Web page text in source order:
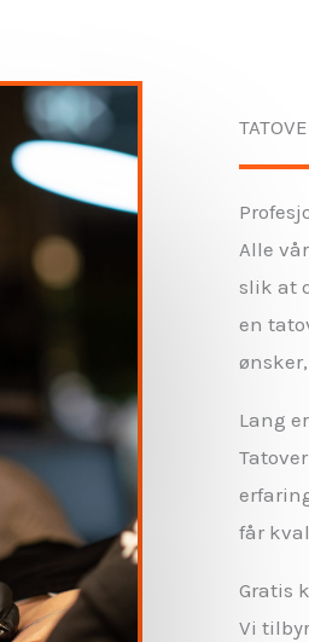
Alle
slik at
en
Lang
får
Gratis
Vi